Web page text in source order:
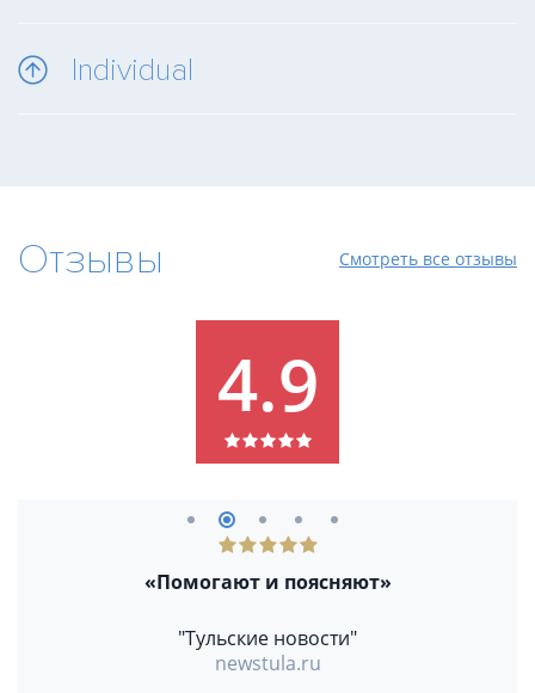
Individual
Отзывы Смотреть все отзывы
4.9
«Помогают и поясняют»
"Тульские новости"
newstula.ru